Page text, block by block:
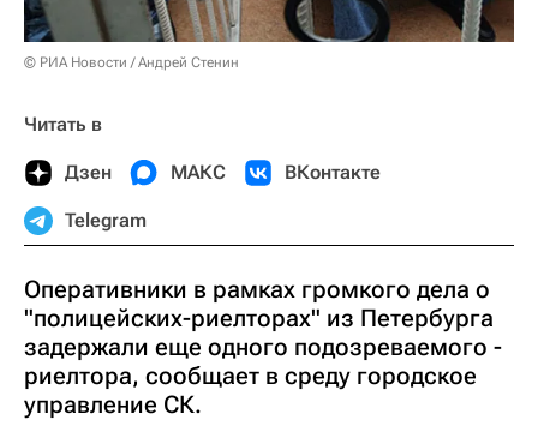
© РИА Новости / Андрей Стенин
Читать в
Дзен МАКС ВКонтакте
Telegram
Оперативники в рамках громкого дела о
"полицейских-риелторах" из Петербурга
задержали еще одного подозреваемого -
риелтора, сообщает в среду городское
управление СК.